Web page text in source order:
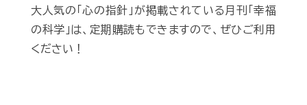
大人気の「心の指針」が掲載されている月刊「幸福
の科学」は、定期購読もできますので、ぜひご利用
ください！